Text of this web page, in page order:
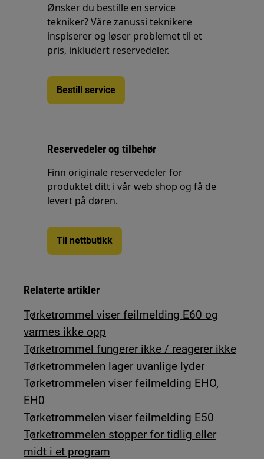
Ønsker du bestille en service
tekniker? Våre zanussi teknikere
inspiserer og løser problemet til et
pris, inkludert reservedeler.
Bestill service
Reservedeler og tilbehør
Finn originale reservedeler for
produktet ditt i vår web shop og få de
levert på døren.
Til nettbutikk
Relaterte artikler
Tørketrommel viser feilmelding E60 og
varmes ikke opp
Tørketrommel fungerer ikke / reagerer ikke
Tørketrommelen lager uvanlige lyder
Tørketrommelen viser feilmelding EHO,
EH0
Tørketrommelen viser feilmelding E50
Tørketrommelen stopper for tidlig eller
midt i et program